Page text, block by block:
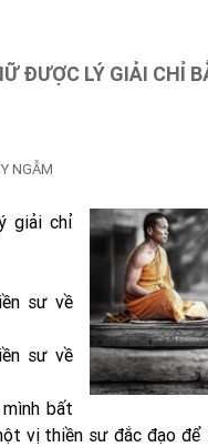
ĐƯỢC LÝ GIẢI CHỈ
NGẪM
giải chỉ
sư về
sư về
bất
vị thiền sư đắc đạo để